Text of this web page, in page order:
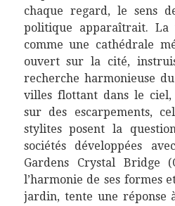
chaque regard, le sens
politique apparaîtrait. La
comme une cathédrale
ouvert sur la cité,
recherche harmonieuse
villes flottant dans le ciel,
sur des escarpements,
stylites posent la
sociétés développées
Gardens Crystal Bridge
l’harmonie de ses formes
jardin, tente une réponse